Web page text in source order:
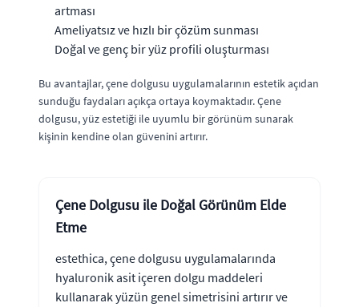
artması
Ameliyatsız ve hızlı bir çözüm sunması
Doğal ve genç bir yüz profili oluşturması
Bu avantajlar, çene dolgusu uygulamalarının estetik açıdan
sunduğu faydaları açıkça ortaya koymaktadır. Çene
dolgusu, yüz estetiği ile uyumlu bir görünüm sunarak
kişinin kendine olan güvenini artırır.
Çene Dolgusu ile Doğal Görünüm Elde
Etme
estethica, çene dolgusu uygulamalarında
hyaluronik asit içeren dolgu maddeleri
kullanarak yüzün genel simetrisini artırır ve